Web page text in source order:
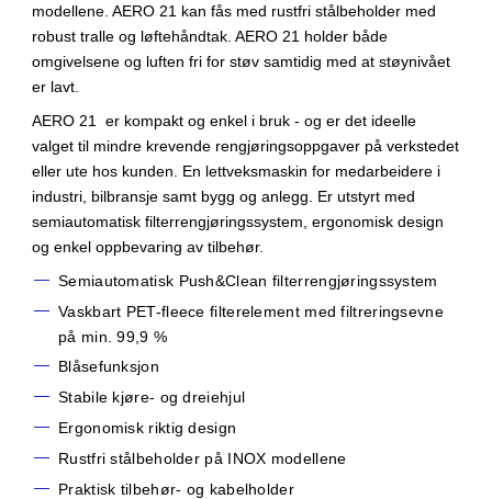
modellene. AERO 21 kan fås med rustfri stålbeholder med
robust tralle og løftehåndtak. AERO 21 holder både
omgivelsene og luften fri for støv samtidig med at støynivået
er lavt.
AERO 21 er kompakt og enkel i bruk - og er det ideelle
valget til mindre krevende rengjøringsoppgaver på verkstedet
eller ute hos kunden. En lettveksmaskin for medarbeidere i
industri, bilbransje samt bygg og anlegg. Er utstyrt med
semiautomatisk filterrengjøringssystem, ergonomisk design
og enkel oppbevaring av tilbehør.
Semiautomatisk Push&Clean filterrengjøringssystem
Vaskbart PET-fleece filterelement med filtreringsevne
på min. 99,9 %
Blåsefunksjon
Stabile kjøre- og dreiehjul
Ergonomisk riktig design
Rustfri stålbeholder på INOX modellene
Praktisk tilbehør- og kabelholder